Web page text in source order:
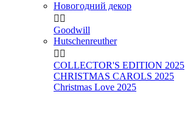
Новогодний декор
 
Goodwill
Hutschenreuther
 
COLLECTOR'S EDITION 2025
CHRISTMAS CAROLS 2025
Christmas Love 2025